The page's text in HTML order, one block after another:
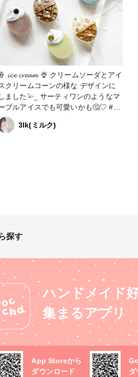
🍦 𝓲𝓬𝓮 𝓬𝓻𝓮𝓪𝓶 🍨 クリームソーダとアイ
クリームコーンの様な デザインに
しました𓅫⸒⸒ サーティワンのようなマ
ブルアイスでも可愛いかも🤔♡ #春
の作品コンテスト2023 #はじめての投
リー部 #販売中 #ピアス
3lk(ミルク)
探す
ハンドメイド
集まるアプリ
App Storeから
ダウンロード
ダ